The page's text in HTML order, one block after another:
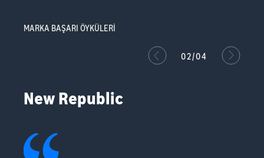
MARKA BAŞARI ÖYKÜLERİ
02/04
New Republic